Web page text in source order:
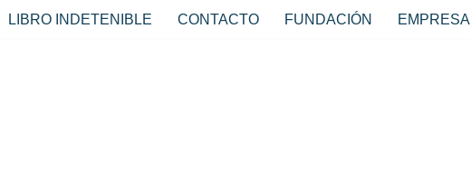
LIBRO INDETENIBLE CONTACTO FUNDACIÓN EMPRESA